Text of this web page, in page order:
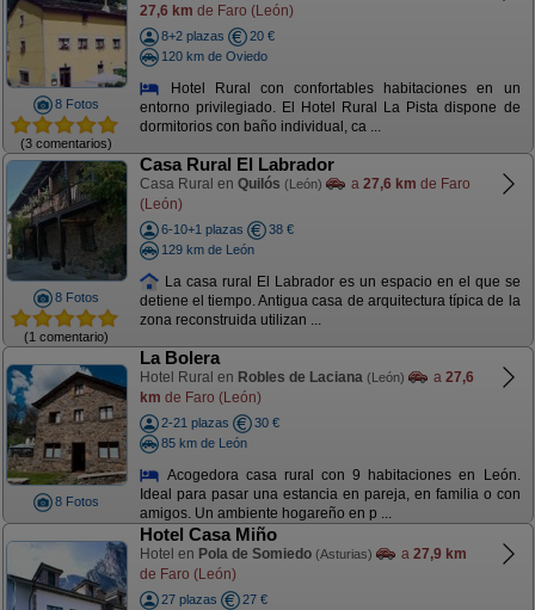
8 Fotos
(3 comentarios)
27,6 km de Faro (León)
8+2 plazas
20 €
120 km de Oviedo
Hotel Rural con confortables habitaciones en un
entorno privilegiado. El Hotel Rural La Pista dispone de
dormitorios con baño individual, ca ...
8 Fotos
(1 comentario)
Casa Rural El Labrador
Casa Rural en Quilós (León) a 27,6 km de Faro
(León)
6-10+1 plazas
38 €
129 km de León
La casa rural El Labrador es un espacio en el que se
detiene el tiempo. Antigua casa de arquitectura típica de la
zona reconstruida utilizan ...
8 Fotos
La Bolera
Hotel Rural en Robles de Laciana (León) a 27,6
km de Faro (León)
2-21 plazas
30 €
85 km de León
Acogedora casa rural con 9 habitaciones en León.
Ideal para pasar una estancia en pareja, en familia o con
amigos. Un ambiente hogareño en p ...
Hotel Casa Miño
Hotel en Pola de Somiedo (Asturias) a 27,9 km
de Faro (León)
27 plazas
27 €